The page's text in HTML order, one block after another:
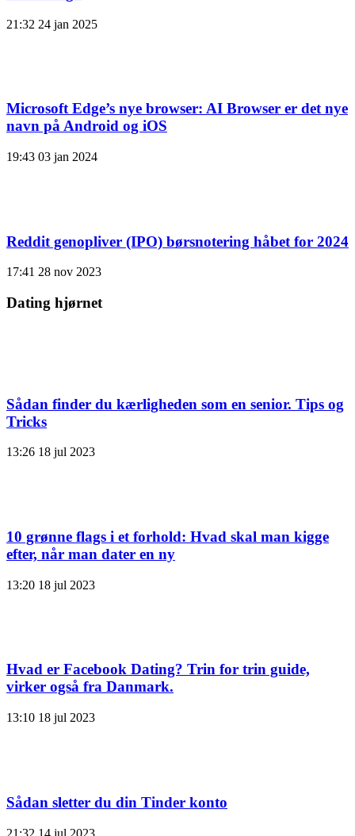
21:32 24 jan 2025
Microsoft Edge’s nye browser: AI Browser er det nye
navn på Android og iOS
19:43 03 jan 2024
Reddit genopliver (IPO) børsnotering håbet for 2024
17:41 28 nov 2023
Dating hjørnet
Sådan finder du kærligheden som en senior. Tips og
Tricks
13:26 18 jul 2023
10 grønne flags i et forhold: Hvad skal man kigge
efter, når man dater en ny
13:20 18 jul 2023
Hvad er Facebook Dating? Trin for trin guide,
virker også fra Danmark.
13:10 18 jul 2023
Sådan sletter du din Tinder konto
21:32 14 jul 2023